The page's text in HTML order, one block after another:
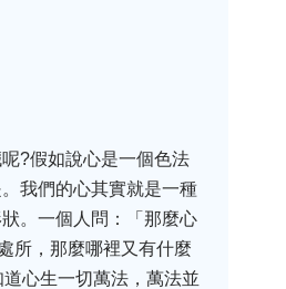
?假如說心是一個色法
我們的心其實就是一種
。一個人問：「那麼心
所，那麼哪裡又有什麼
心生一切萬法，萬法並